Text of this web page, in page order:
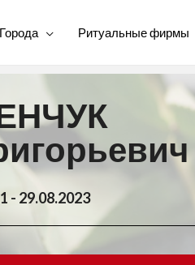
Города Ритуальные фирмы
- 29.08.2023